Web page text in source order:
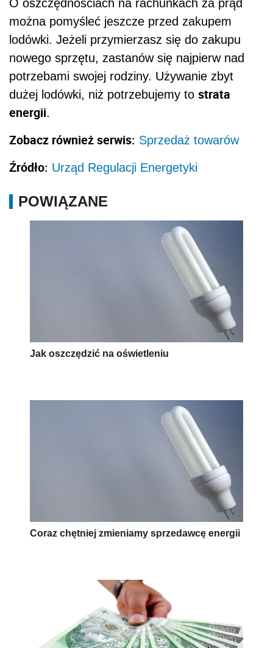
O oszczędnościach na rachunkach za prąd
można pomyśleć jeszcze przed zakupem
lodówki. Jeżeli przymierzasz się do zakupu
nowego sprzętu, zastanów się najpierw nad
potrzebami swojej rodziny. Używanie zbyt
dużej lodówki, niż potrzebujemy to strata
energii.
Zobacz również serwis: Sprzedaż towarów
Źródło: Urząd Regulacji Energetyki
POWIĄZANE
Jak oszczędzić na oświetleniu
Coraz chętniej zmieniamy sprzedawcę energii